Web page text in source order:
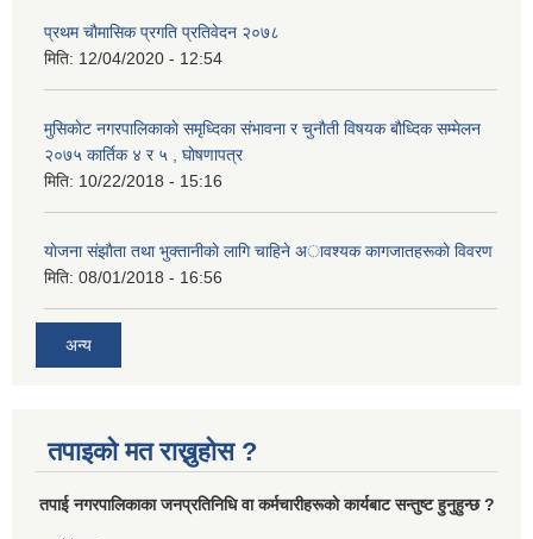
प्रथम चाैमासिक प्रगति प्रतिवेदन २०७८
मिति: 12/04/2020 - 12:54
मुसिकाेट नगरपालिकाकाे समृध्दिका संभावना र चुनाैती विषयक बाैध्दिक सम्मेलन
२०७५ कार्तिक ४ र ५ , घाेषणापत्र
मिति: 10/22/2018 - 15:16
याेजना संझाैता तथा भुक्तानीकाे लागि चाहिने अावश्यक कागजातहरूकाे विवरण
मिति: 08/01/2018 - 16:56
अन्य
तपाइको मत राख्नुहोस ?
तपा‌ई नगरपालिकाका जनप्रतिनिधि वा कर्मचारीहरूकाे कार्यबाट सन्तुष्ट हुनुहुन्छ ?